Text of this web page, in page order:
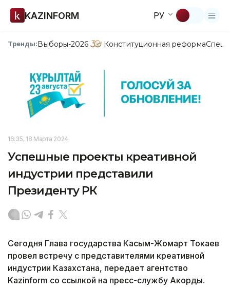
KAZINFORM РУ
Тренды:Выборы-2026 Конституционная реформа
16:35, 18 Марта 2024
Успешные проекты креативной
индустрии представили
Президенту РК
Сегодня Глава государства Касым-Жомарт Токаев
провел встречу с представителями креативной
индустрии Казахстана, передает агентство
Kazinform со ссылкой на пресс-службу Акорды.